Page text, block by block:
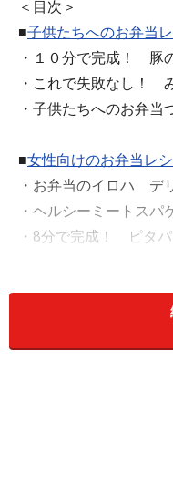
＜目次＞
■子供たちへのお弁当
・１０分で完成！ 豚
・これで失敗なし！
・子供たちへのお弁
■女性向けのお弁当レ
・お弁当のイロハ デ
・ヘルシーミートスパ
・8分で完成！ ピタ
男性向けのお弁当レ
・10分でうれしい！